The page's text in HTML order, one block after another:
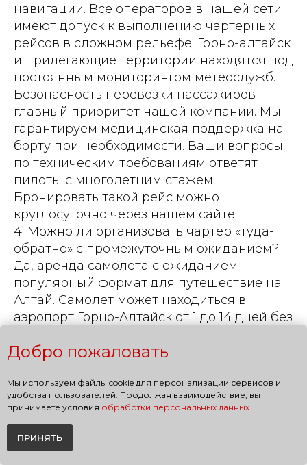
навигации. Все операторов в нашей сети
имеют допуск к выполнению чартерных
рейсов в сложном рельефе. Горно-алтайск
и прилегающие территории находятся под
постоянным мониторингом метеослужб.
Безопасность перевозки пассажиров —
главный приоритет нашей компании. Мы
гарантируем медицинская поддержка на
борту при необходимости. Ваши вопросы
по техническим требованиям ответят
пилоты с многолетним стажем.
Бронировать такой рейс можно
круглосуточно через нашем сайте.
4. Можно ли организовать чартер «туда-
обратно» с промежуточным ожиданием?
Да, аренда самолета с ожиданием —
популярный формат для путешествие на
Алтай. Самолет может находиться в
аэропорт Горно-Алтайск от 1 до 14 дней без
исключает ограничений по времени
алтайск до лоджа организуем на
внедорожниках. Индивидуальный график
региона без спешки. Для бронирования
забронировать такой рейс достаточно
Добро пожаловать
Мы используем файлы cookie для персонализации сервисов и
удобства пользователей. Продолжая взаимодействие, вы
принимаете условия обработки персональных данных.
ПРИНЯТЬ